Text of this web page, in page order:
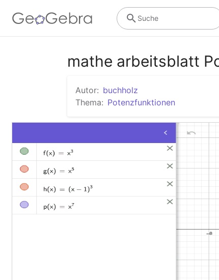
Suche
mathe arbeitsblatt
Autor: buchholz
Thema: Potenzfunktionen